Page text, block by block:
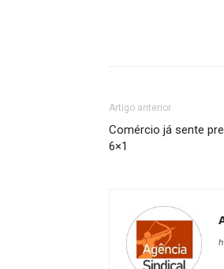
Artigo anterior
Comércio já sente
6×1